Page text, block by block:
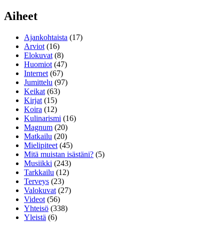
Aiheet
Ajankohtaista (17)
Arviot (16)
Elokuvat (8)
Huomiot (47)
Internet (67)
Jumittelu (97)
Keikat (63)
Kirjat (15)
Koira (12)
Kulinarismi (16)
Magnum (20)
Matkailu (20)
Mielipiteet (45)
Mitä muistan isästäni? (5)
Musiikki (243)
Tarkkailu (12)
Terveys (23)
Valokuvat (27)
Videot (56)
Yhteisö (338)
Yleistä (6)